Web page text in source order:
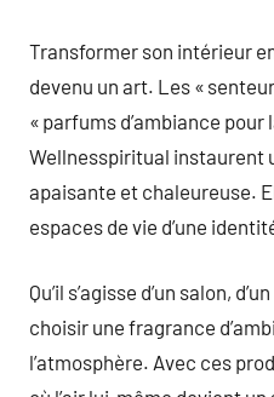
Transformer son intérieur
devenu un art. Les «
« parfums d’ambiance pour
Wellnesspiritual instaurent
apaisante et chaleureuse.
espaces de vie d’une
Qu’il s’agisse d’un salon,
choisir une fragrance
l’atmosphère. Avec ces